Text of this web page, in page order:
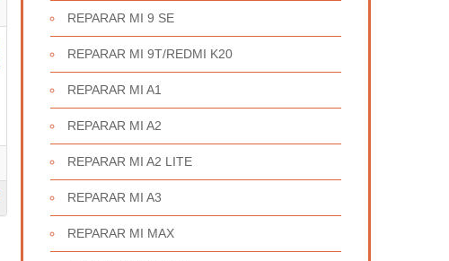
REPARAR MI 9 SE
REPARAR MI 9T/REDMI K20
REPARAR MI A1
REPARAR MI A2
REPARAR MI A2 LITE
REPARAR MI A3
REPARAR MI MAX